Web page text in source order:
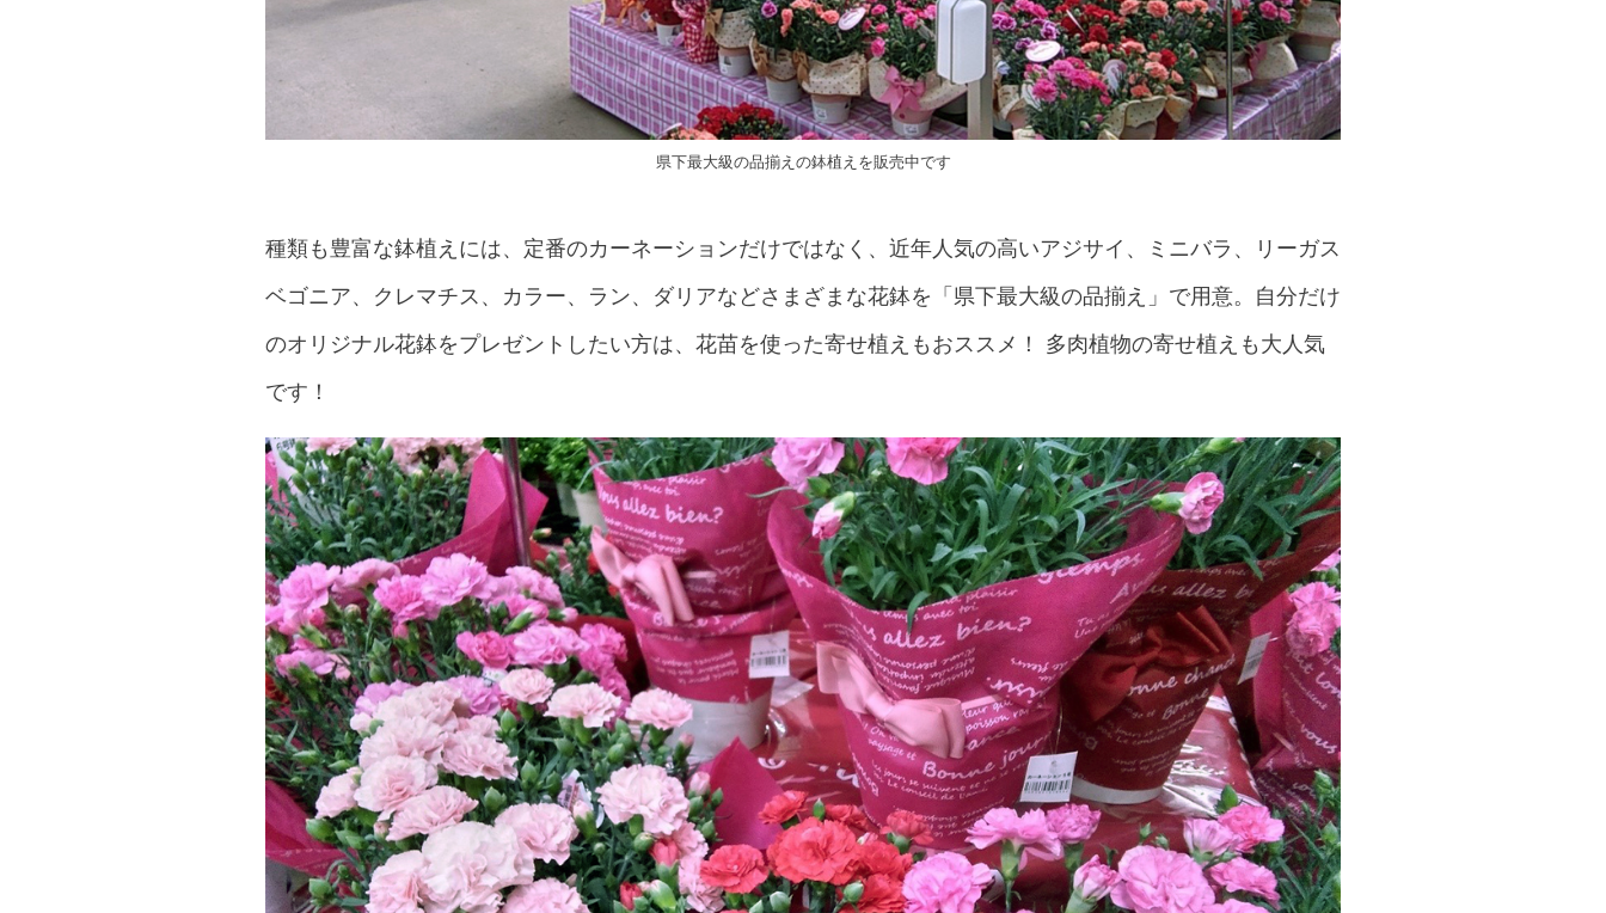
県下最大級の品揃えの鉢植えを販売中です
種類も豊富な鉢植えには、定番のカーネーションだけではなく、近年人気の高いアジサイ、ミニバラ、リーガス
ベゴニア、クレマチス、カラー、ラン、ダリアなどさまざまな花鉢を「県下最大級の品揃え」で用意。自分だけ
のオリジナル花鉢をプレゼントしたい方は、花苗を使った寄せ植えもおススメ！ 多肉植物の寄せ植えも大人気
です！